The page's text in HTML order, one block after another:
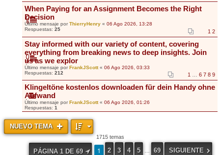
When Paying for an Assignment Becomes the Right
Decision
Último mensaje porThierryHenry « 06 Ago 2026, 13:28
Respuestas: 25 1 2
Stay informed with our variety of content, covering
everything from breaking news to deep insights. Join
us as we explor
Último mensaje porFrankJScott« 06 Ago 2026, 03:33
Respuestas: 212 1 6 7 8 9
Klingeltöne kostenlos downloaden für dein Handy ohne
Aufwand
Último mensaje porFrankJScott« 06 Ago 2026, 01:26
Respuestas: 1
NUEVO TEMA
1715 temas
PÁGINA 1DE 69 1 2 3 4 5 69 SIGUIENTE